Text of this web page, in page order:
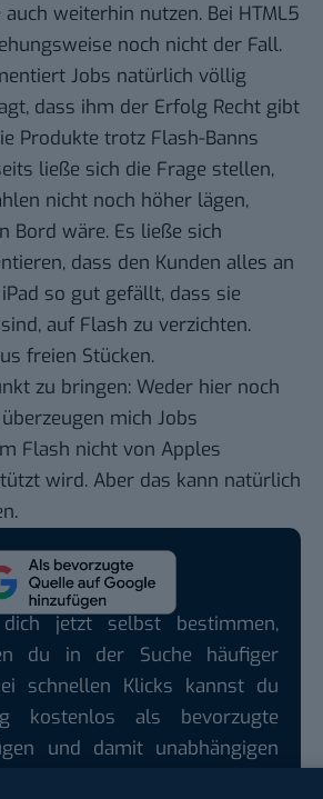
weiterhin nutzen. Bei HTML5
noch nicht der Fall.
Jobs natürlich völlig
dass ihm der Erfolg Recht gibt
Produkte trotz Flash-Banns
ließe sich die Frage stellen,
nicht noch höher lägen,
Bord wäre. Es ließe sich
dass den Kunden alles an
so gut gefällt, dass sie
auf Flash zu verzichten.
freien Stücken.
zu bringen: Weder hier noch
mich Jobs
Flash nicht von Apples
wird. Aber das kann natürlich
jetzt selbst bestimmen,
du in der Suche häufiger
schnellen Klicks kannst du
kostenlos als bevorzugte
und damit unabhängigen